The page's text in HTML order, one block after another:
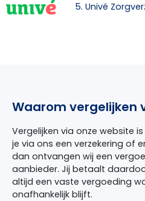
5. Univé
Waarom vergelijken
Vergelijken via onze website
je via ons een verzekering of
dan ontvangen wij een
aanbieder. Jij betaalt
altijd een vaste vergoeding
onafhankelijk blijft.